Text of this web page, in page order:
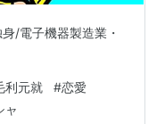
/電子機器製造業・
利元就 #恋愛
ャ